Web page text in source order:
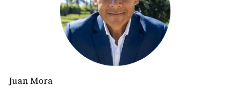
Los residentes disfrutan de eventos constantes y una
comunidad activa.
No te pierdas la oportunidad de explorar lo
que Wynwood tiene para ofrecer.
2. Brickell: Vida Moderna y Accesibilidad
Juan Mora